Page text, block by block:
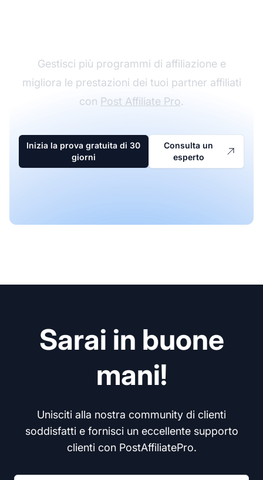
Gestisci più programmi di affiliazione e
migliora le prestazioni dei tuoi partner affiliati
con Post Affiliate Pro.
Inizia la prova gratuita di 30
giorni
Consulta un
esperto
Sarai in buone
mani!
Unisciti alla nostra community di clienti
soddisfatti e fornisci un eccellente supporto
clienti con PostAffiliatePro.